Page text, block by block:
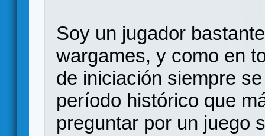
Soy un jugador
wargames, y como en
de iniciación siempre
período histórico que
preguntar por un juego